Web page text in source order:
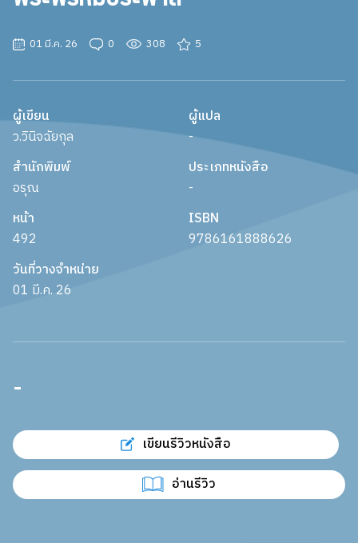
01 มี.ค. 26 0 308 5
ผู้เขียน
ว.วินิจฉัยกุล
ผู้แปล
-
สำนักพิมพ์
อรุณ
ประเภทหนังสือ
-
หน้า
492
ISBN
9786161888626
วันที่วางจำหน่าย
01 มี.ค. 26
-
เขียนรีวิวหนังสือ
อ่านรีวิว